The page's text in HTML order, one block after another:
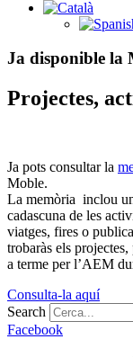
Ja disponible la
Projectes,
Ja pots consultar la
Moble.
La memòria inclou
cadascuna de les
viatges, fires o
trobaràs els
a terme per l’AEM
Consulta-la aquí
Search
Facebook